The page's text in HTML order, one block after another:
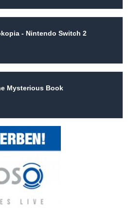
- Nintendo Switch 2
Mysterious Book